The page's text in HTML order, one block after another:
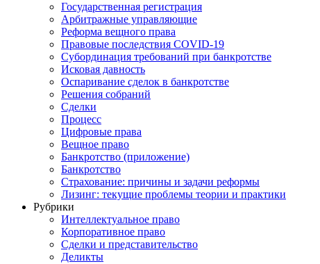
Государственная регистрация
Арбитражные управляющие
Реформа вещного права
Правовые последствия COVID-19
Субординация требований при банкротстве
Исковая давность
Оспаривание сделок в банкротстве
Решения собраний
Сделки
Процесс
Цифровые права
Вещное право
Банкротство (приложение)
Банкротство
Страхование: причины и задачи реформы
Лизинг: текущие проблемы теории и практики
Рубрики
Интеллектуальное право
Корпоративное право
Сделки и представительство
Деликты